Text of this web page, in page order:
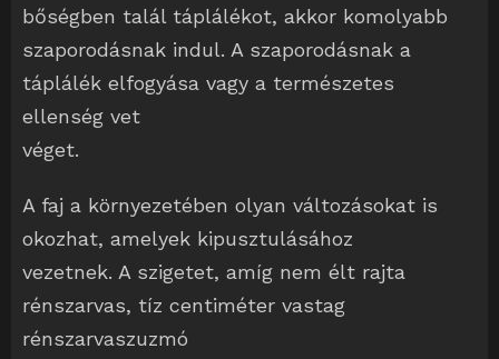
bőségben talál táplálékot, akkor komolyabb
szaporodásnak indul. A szaporodásnak a
táplálék elfogyása vagy a természetes
ellenség vet
véget.
A faj a környezetében olyan változásokat is
okozhat, amelyek kipusztulásához
vezetnek. A szigetet, amíg nem élt rajta
rénszarvas, tíz centiméter vastag
rénszarvaszuzmó